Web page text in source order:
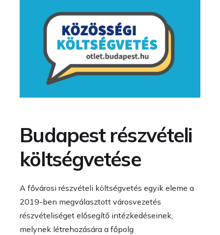
Budapest részvételi
költségvetése
A fővárosi részvételi költségvetés egyik eleme a
2019-ben megválasztott városvezetés
részvételiséget elősegítő intézkedéseinek,
melynek létrehozására a főpolg